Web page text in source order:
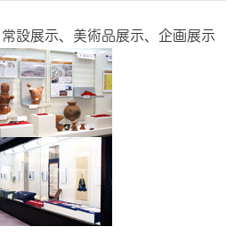
設展示、美術品展示、企画展示